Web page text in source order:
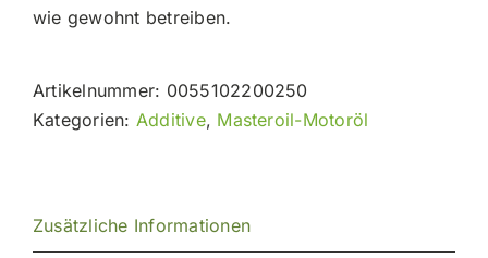
wie gewohnt betreiben.
Artikelnummer: 0055102200250
Kategorien: Additive, Masteroil-Motoröl
Zusätzliche Informationen